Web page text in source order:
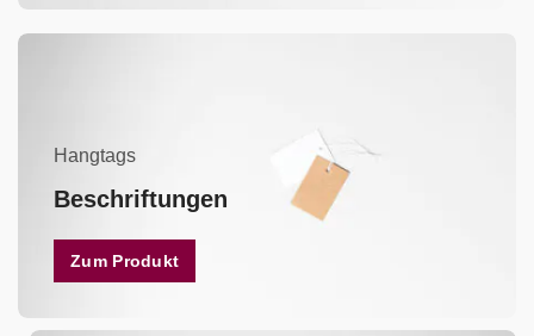
Hangtags
Beschriftungen
Zum Produkt